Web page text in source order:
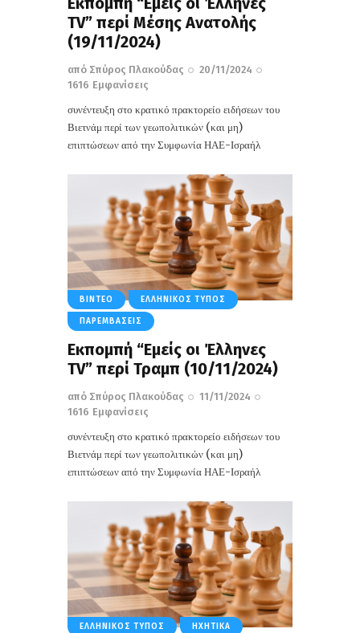
TV” περί Mέσης Ανατολής
(19/11/2024)
από Σπύρος Πλακούδας
20/11/2024
1616 Εμφανίσεις
συνέντευξη στο κρατικό πρακτορείο ειδήσεων του
Βιετνάμ περί των γεωπολιτικών (και μη)
επιπτώσεων από την Συμφωνία ΗΑΕ-Ισραήλ
ΒΊΝΤΕΟ ΕΛΛΗΝΙΚΌΣ ΤΎΠΟΣ
ΠΑΡΕΜΒΆΣΕΙΣ
Eκπομπή “Εμείς οι Έλληνες
TV” περί Τραμπ (10/11/2024)
από Σπύρος Πλακούδας
11/11/2024
1616 Εμφανίσεις
συνέντευξη στο κρατικό πρακτορείο ειδήσεων του
Βιετνάμ περί των γεωπολιτικών (και μη)
επιπτώσεων από την Συμφωνία ΗΑΕ-Ισραήλ
ΕΛΛΗΝΙΚΌΣ ΤΎΠΟΣ ΗΧΗΤΙΚΆ